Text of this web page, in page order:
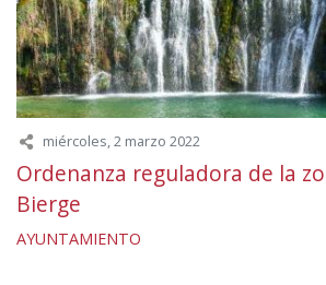
miércoles, 2 marzo 2022
Ordenanza reguladora de la
Bierge
AYUNTAMIENTO